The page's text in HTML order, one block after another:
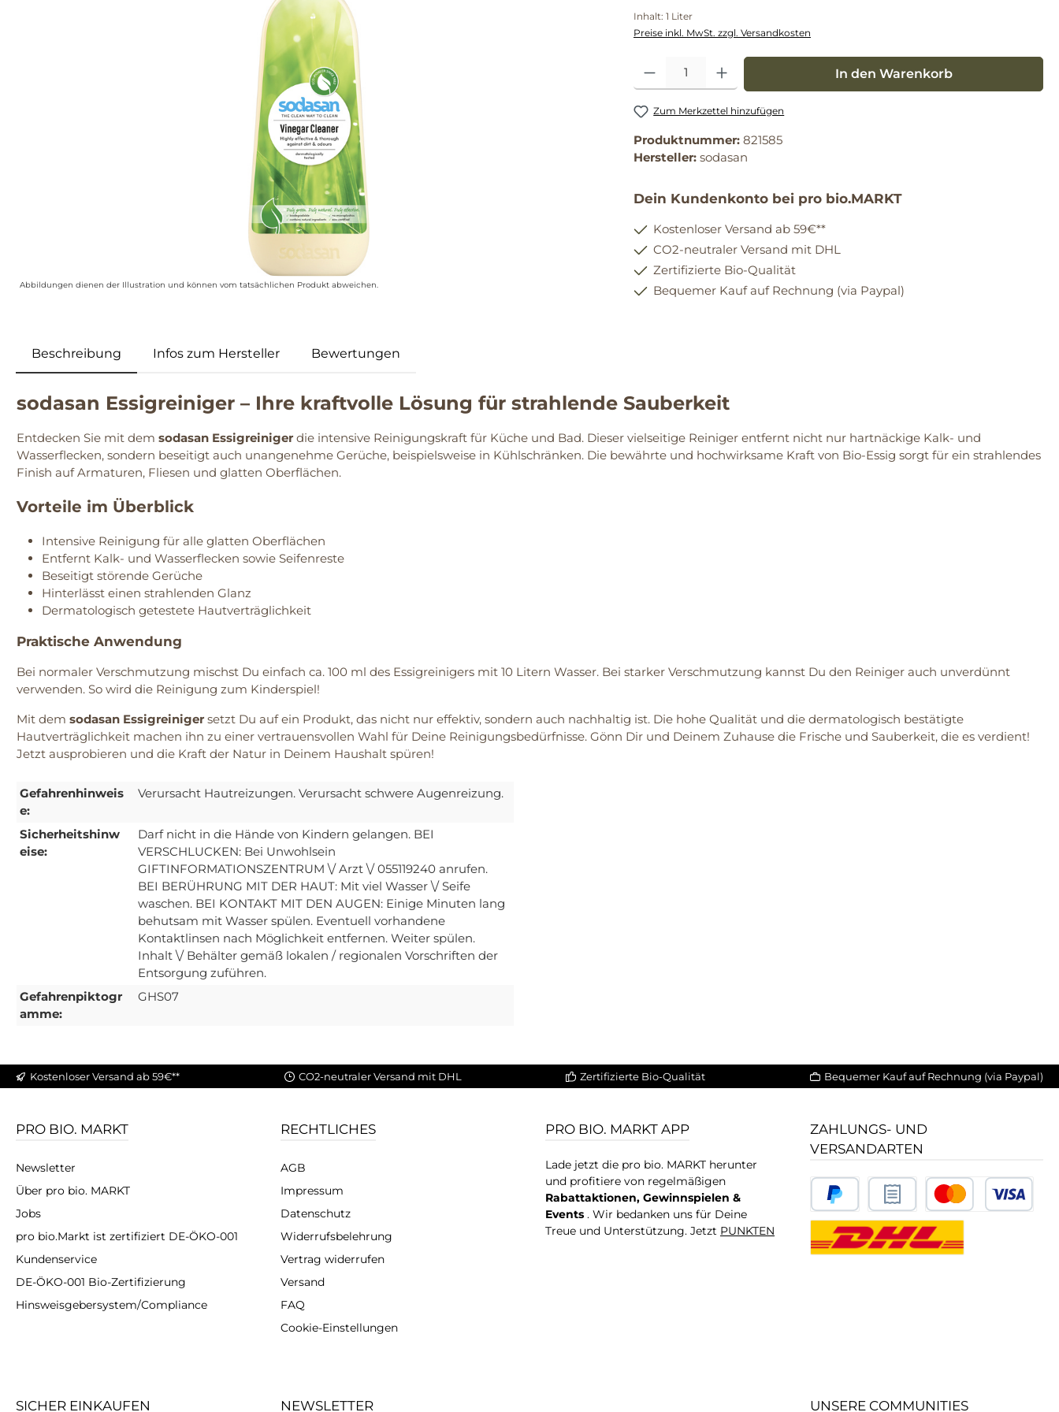
Abbildungen dienen der Illustration und können vom tatsächlichen Produkt abweichen.
Inhalt: 1 Liter
Preise inkl. MwSt. zzgl. Versandkosten
Produkt Anzahl: Gib den gewünschten Wert ein oder benutze die Schaltflächen um die
In den Warenkorb
Zum Merkzettel hinzufügen
Produktnummer: 821585
Hersteller: sodasan
Dein Kundenkonto bei pro bio.MARKT
Kostenloser Versand ab 59€**
CO2-neutraler Versand mit DHL
Zertifizierte Bio-Qualität
Bequemer Kauf auf Rechnung (via Paypal)
Beschreibung Infos zum Hersteller Bewertungen
sodasan Essigreiniger – Ihre kraftvolle Lösung für strahlende Sauberkeit
Entdecken Sie mit dem sodasan Essigreiniger die intensive Reinigungskraft für Küche und Bad. Dieser vielseitige Reiniger entfernt nicht nur hartnäckige Kalk- und
Wasserflecken, sondern beseitigt auch unangenehme Gerüche, beispielsweise in Kühlschränken. Die bewährte und hochwirksame Kraft von Bio-Essig sorgt für ein strahlendes
Finish auf Armaturen, Fliesen und glatten Oberflächen.
Vorteile im Überblick
Intensive Reinigung für alle glatten Oberflächen
Entfernt Kalk- und Wasserflecken sowie Seifenreste
Beseitigt störende Gerüche
Hinterlässt einen strahlenden Glanz
Dermatologisch getestete Hautverträglichkeit
Praktische Anwendung
Bei normaler Verschmutzung mischst Du einfach ca. 100 ml des Essigreinigers mit 10 Litern Wasser. Bei starker Verschmutzung kannst Du den Reiniger auch unverdünnt
verwenden. So wird die Reinigung zum Kinderspiel!
Mit dem sodasan Essigreiniger setzt Du auf ein Produkt, das nicht nur effektiv, sondern auch nachhaltig ist. Die hohe Qualität und die dermatologisch bestätigte
Hautverträglichkeit machen ihn zu einer vertrauensvollen Wahl für Deine Reinigungsbedürfnisse. Gönn Dir und Deinem Zuhause die Frische und Sauberkeit, die es verdient!
Jetzt ausprobieren und die Kraft der Natur in Deinem Haushalt spüren!
Gefahrenhinweis
e:
Verursacht Hautreizungen. Verursacht schwere Augenreizung.
Sicherheitshinw
eise:
Darf nicht in die Hände von Kindern gelangen. BEI
VERSCHLUCKEN: Bei Unwohlsein
GIFTINFORMATIONSZENTRUM \/ Arzt \/ 055119240 anrufen.
BEI BERÜHRUNG MIT DER HAUT: Mit viel Wasser \/ Seife
waschen. BEI KONTAKT MIT DEN AUGEN: Einige Minuten lang
behutsam mit Wasser spülen. Eventuell vorhandene
Kontaktlinsen nach Möglichkeit entfernen. Weiter spülen.
Inhalt \/ Behälter gemäß lokalen / regionalen Vorschriften der
Entsorgung zuführen.
Gefahrenpiktogr
amme:
GHS07
Kostenloser Versand ab 59€** CO2-neutraler Versand mit DHL Zertifizierte Bio-Qualität Bequemer Kauf auf Rechnung (via Paypal)
PRO BIO. MARKT
Newsletter
Über pro bio. MARKT
Jobs
pro bio.Markt ist zertifiziert DE-ÖKO-001
Kundenservice
DE-ÖKO-001 Bio-Zertifizierung
Hinsweisgebersystem/Compliance
RECHTLICHES
AGB
Impressum
Datenschutz
Widerrufsbelehrung
Vertrag widerrufen
Versand
FAQ
Cookie-Einstellungen
PRO BIO. MARKT APP
Lade jetzt die pro bio. MARKT herunter
und profitiere von regelmäßigen
Rabattaktionen, Gewinnspielen &
Events . Wir bedanken uns für Deine
Treue und Unterstützung. Jetzt PUNKTEN
ZAHLUNGS- UND
VERSANDARTEN
SICHER EINKAUFEN NEWSLETTER UNSERE COMMUNITIES